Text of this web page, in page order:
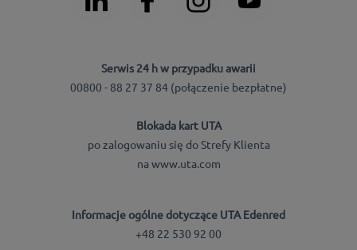
Serwis 24 h w przypadku awarii
00800 - 88 27 37 84 (połączenie bezpłatne)
Blokada kart UTA
po zalogowaniu się do Strefy Klienta
na www.uta.com
Informacje ogólne dotyczące UTA Edenred
+48 22 530 92 00